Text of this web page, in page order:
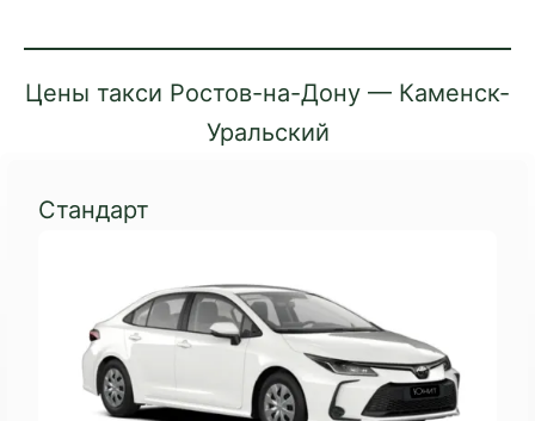
Цены такси Ростов-на-Дону — Каменск-
Уральский
Стандарт